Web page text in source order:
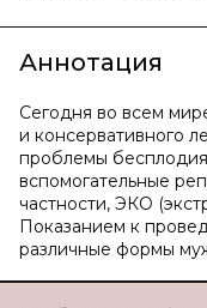
Аннотация
Сегодня во всем
и консервативного
проблемы
вспомогательные
частности, ЭКО
Показанием к
различные формы